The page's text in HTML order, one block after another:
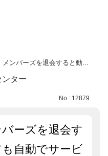
メンバーズを退会すると動...
No : 12879
ーズを退会す
自動でサービ